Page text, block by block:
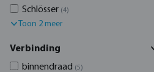
Schlösser (4)
Toon 2 meer
Verbinding
binnendraad (5)